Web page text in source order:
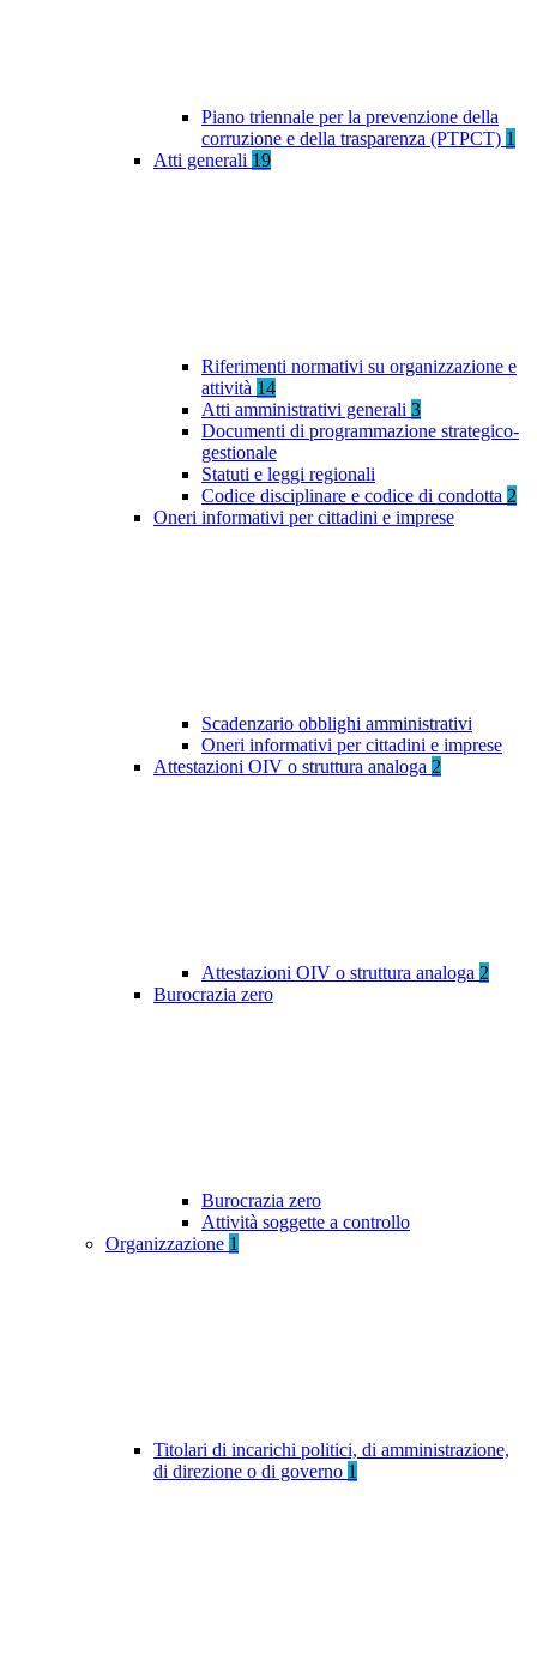
Piano triennale per la prevenzione della
corruzione e della trasparenza (PTPCT) 1
Atti generali 19
Riferimenti normativi su organizzazione e
attività 14
Atti amministrativi generali 3
Documenti di programmazione strategico-
gestionale
Statuti e leggi regionali
Codice disciplinare e codice di condotta 2
Oneri informativi per cittadini e imprese
Scadenzario obblighi amministrativi
Oneri informativi per cittadini e imprese
Attestazioni OIV o struttura analoga 2
Attestazioni OIV o struttura analoga 2
Burocrazia zero
Burocrazia zero
Attività soggette a controllo
Organizzazione 1
Titolari di incarichi politici, di amministrazione,
di direzione o di governo 1